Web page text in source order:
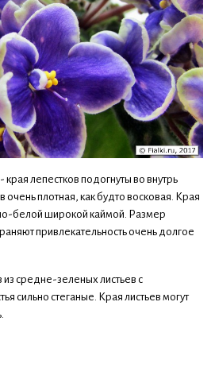
лепестков подогнуты во внутрь
очень плотная, как будто восковая. Края
белой широкой каймой. Размер
привлекательность очень долгое
средне-зеленых листьев с
сильно стеганые. Края листьев могут